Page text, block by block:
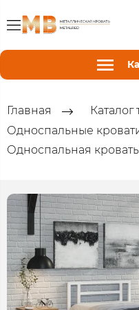
Главная
Каталог
Односпальные
Односпальная